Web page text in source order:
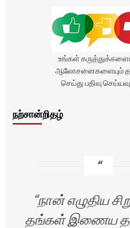
உங்கள்
ஆலோசனைகளையும்
செய்து பதிவு
நற்சான்றிதழ்
நான் எழுதிய
தங்கள் இணைய